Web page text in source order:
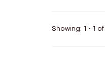
Showing: 1 - 1